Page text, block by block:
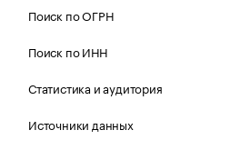
Поиск по ОГРН
Поиск по ИНН
Статистика и аудитория
Источники данных